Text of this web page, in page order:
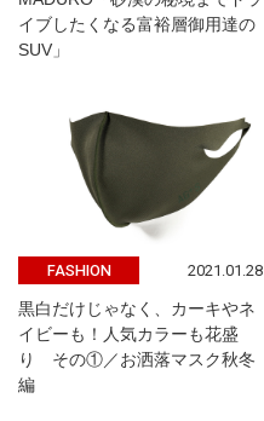
イブしたくなる富裕層御用達の
SUV」
FASHION 2021.01.28
黒白だけじゃなく、カーキやネ
イビーも！人気カラーも花盛
り その①／お洒落マスク秋冬
編